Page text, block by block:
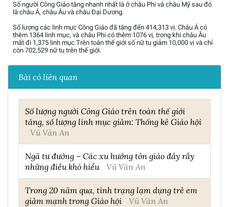
Số người Công Giáo tăng nhanh nhất là ở châu Phi và châu Mỹ sau đó
là châu Á, châu Âu và châu Đại Dương.
Số lượng các linh mục Công Giáo đã tăng đến 414,313 vị. Châu Á có
thêm 1364 linh mục, và châu Phi có thêm 1076 vị, trong khi châu Âu
mất đi 1,375 linh mục.Trên toàn thế giới số nữ tu giảm 10,000 vị và chỉ
còn 702,529 nữ tu trên thế giới.
Bài có liên quan
Số lượng người Công Giáo trên toàn thế giới
tăng, số lượng linh mục giảm: Thống kê Giáo hội
Vũ Văn An
Ngã tư đường – Các xu hướng tôn giáo đầy rẫy
những điều khó hiểu
Vũ Văn An
Trong 20 năm qua, tình trạng lạm dụng trẻ em
giảm mạnh trong Giáo hội
Vũ Văn An